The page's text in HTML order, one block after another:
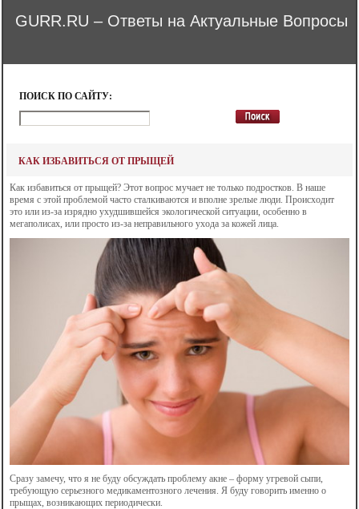
GURR.RU – Ответы на Актуальные Вопросы
ПОИСК ПО САЙТУ:
КАК ИЗБАВИТЬСЯ ОТ ПРЫЩЕЙ
Как избавиться от прыщей? Этот вопрос мучает не только подростков. В наше
время с этой проблемой часто сталкиваются и вполне зрелые люди. Происходит
это или из-за изрядно ухудшившейся экологической ситуации, особенно в
мегаполисах, или просто из-за неправильного ухода за кожей лица.
Сразу замечу, что я не буду обсуждать проблему акне – форму угревой сыпи,
требующую серьезного медикаментозного лечения. Я буду говорить именно о
прыщах, возникающих периодически.